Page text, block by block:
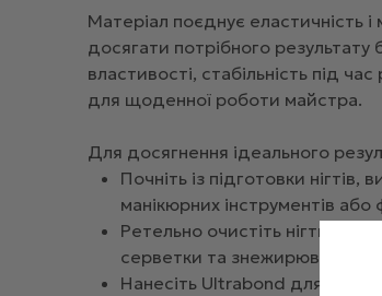
Матеріал поєднує еластичність
досягати потрібного результату
властивості, стабільність під
для щоденної роботи майстра.
Для досягнення ідеального
Почніть із підготовки
манікюрних інструментів або
Ретельно очистіть нігтьові
серветки та знежирювача.
Нанесіть Ultrabond для